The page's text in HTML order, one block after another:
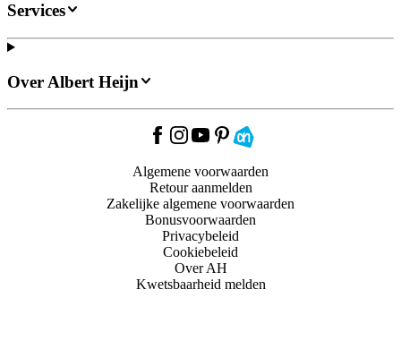
Services
Over Albert Heijn
Algemene voorwaarden
Retour aanmelden
Zakelijke algemene voorwaarden
Bonusvoorwaarden
Privacybeleid
Cookiebeleid
Over AH
Kwetsbaarheid melden